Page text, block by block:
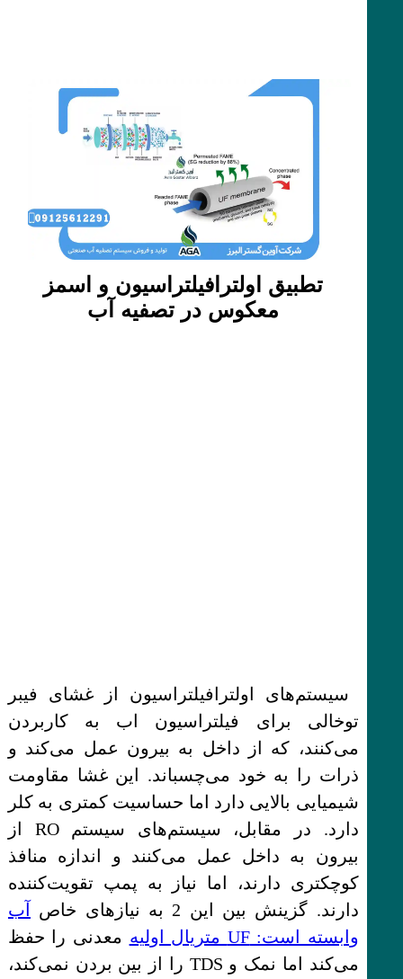
تطبیق اولترافیلتراسیون و اسمز
معکوس در تصفیه آب
سیستم‌های اولترافیلتراسیون از غشای فیبر
توخالی برای فیلتراسیون اب به کاربردن
می‌کنند، که از داخل به بیرون عمل می‌کند و
ذرات را به خود می‌چسباند. این غشا مقاومت
شیمیایی بالایی دارد اما حساسیت کمتری به کلر
دارد. در مقابل، سیستم‌های سیستم RO از
بیرون به داخل عمل می‌کنند و اندازه منافذ
کوچکتری دارند، اما نیاز به پمپ تقویت‌کننده
دارند. گزینش بین این 2 به نیازهای خاص
آب
وابسته است: UF متریال اولیه
معدنی را حفظ
می‌کند اما نمک و TDS را از بین بردن نمی‌کند،